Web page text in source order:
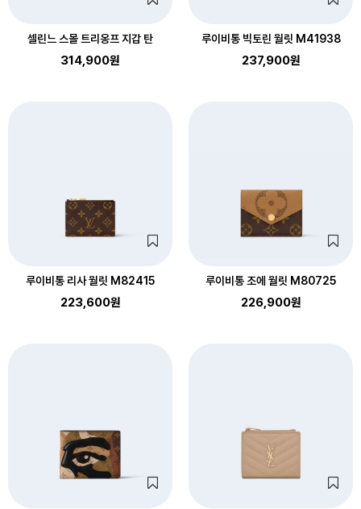
셀린느 스몰 트리옹프 지갑 탄
314,900원
루이비통 빅토린 월릿 M41938
237,900원
루이비통 리사 월릿 M82415
223,600원
루이비통 조에 월릿 M80725
226,900원